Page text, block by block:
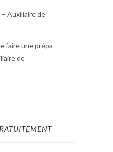
Auxiliaire de
faire une prépa
de